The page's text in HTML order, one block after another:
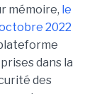
mémoire, le
2022
dans la
des